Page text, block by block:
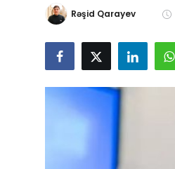
Bütün xəbərlər
Gündəlik
Rəşid Qarayev